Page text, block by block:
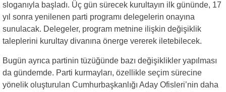
sloganıyla başladı. Üç gün sürecek kurultayın ilk gününde, 17
yıl sonra yenilenen parti programı delegelerin onayına
sunulacak. Delegeler, program metnine ilişkin değişiklik
taleplerini kurultay divanına önerge vererek iletebilecek.
Bugün ayrıca partinin tüzüğünde bazı değişiklikler yapılması
da gündemde. Parti kurmayları, özellikle seçim sürecine
yönelik oluşturulan Cumhurbaşkanlığı Aday Ofisleri’nin daha